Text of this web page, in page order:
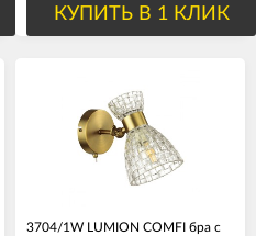
КУПИТЬ В 1 КЛИК
3704/1W LUMION COMFI бра с